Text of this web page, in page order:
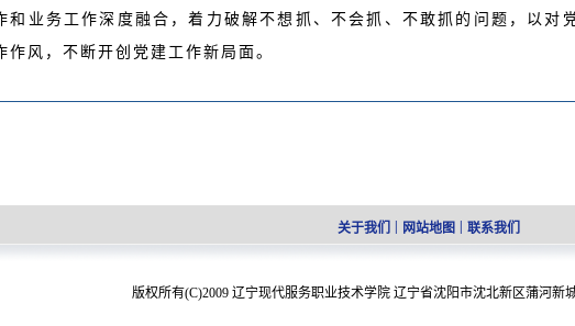
和业务工作深度融合，着力破解不想抓、不会抓、不敢抓的问题，以对
作风，不断开创党建工作新局面。
关于我们 网站地图 联系我们
版权所有(C)2009 辽宁现代服务职业技术学院 辽宁省沈阳市沈北新区蒲河新